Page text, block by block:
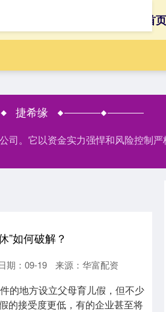
首页
捷希缘
。它以资金实力强悍和风险控制
”如何破解？
期：09-19 来源：华富配资
的地方设立父母育儿假，但不少
的接受度更低，有的企业甚至将